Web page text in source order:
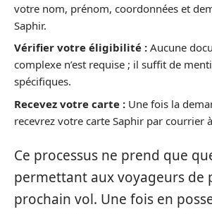
votre nom, prénom, coordonnées et
Saphir.
Vérifier votre éligibilité : Aucune
complexe n’est requise ; il suffit de
spécifiques.
Recevez votre carte : Une fois la
recevrez votre carte Saphir par courrier
Ce processus ne prend que
permettant aux voyageurs de
prochain vol. Une fois en